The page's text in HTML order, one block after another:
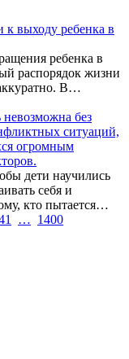
к выходу ребенка в
ребенка в
распорядок жизни
В…
без
ситуаций,
огромным
дети научились
себя и
кто пытается…
… 1400